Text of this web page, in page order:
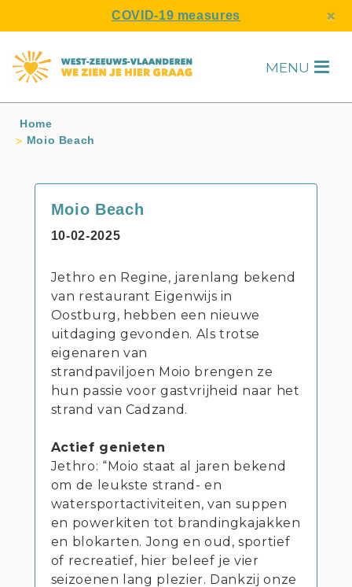
COVID-19 measures ×
MENU H
Home
Moio Beach
Moio Beach
10-02-2025
Jethro en Regine, jarenlang bekend
van restaurant Eigenwijs in
Oostburg, hebben een nieuwe
uitdaging gevonden. Als trotse
eigenaren van
strandpaviljoen Moio brengen ze
hun passie voor gastvrijheid naar het
strand van Cadzand.
Actief genieten
Jethro: “Moio staat al jaren bekend
om de leukste strand- en
watersportactiviteiten, van suppen
en powerkiten tot brandingkajakken
en blokarten. Jong en oud, sportief
of recreatief, hier beleef je vier
seizoenen lang plezier. Dankzij onze